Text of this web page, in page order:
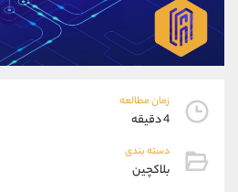
زمان مطالعه
4 دقیقه
دسته بندی
بلاکچین
واتساپ
تلگرام
پشتیبان فروش
موبایل
واتساپ